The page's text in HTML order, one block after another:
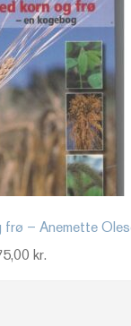
frø – Anemette
kr.